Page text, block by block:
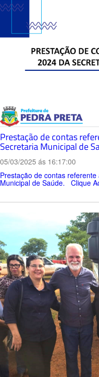
Prestação de contas
Secretaria Municipal de
05/03/2025 ás 16:17:00
Prestação de contas
Municipal de Saúde. Clique